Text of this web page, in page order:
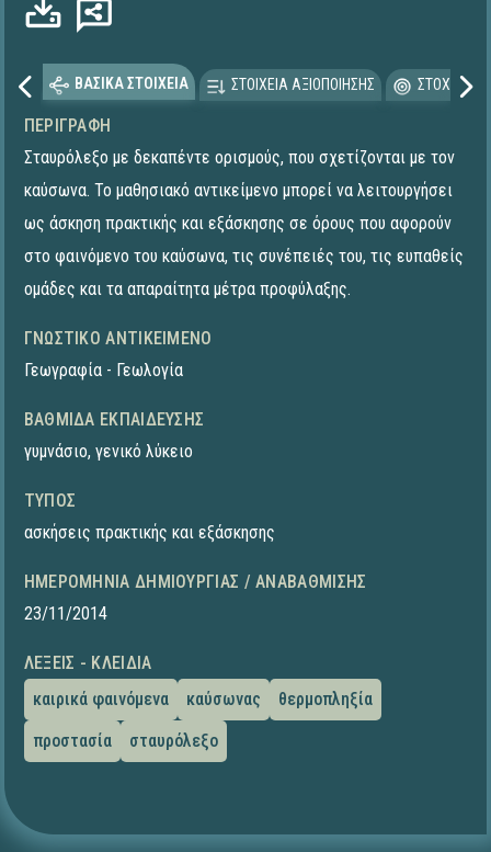
ΒΑΣΙΚΑ ΣΤΟΙΧΕΙΑ ΣΤΟΙΧΕΙΑ ΑΞΙΟΠΟΙΗΣΗΣ
ΠΕΡΙΓΡΑΦΉ
Σταυρόλεξο με δεκαπέντε ορισμούς, που σχετίζονται με τον
καύσωνα. Το μαθησιακό αντικείμενο μπορεί να λειτουργήσει
ως άσκηση πρακτικής και εξάσκησης σε όρους που αφορούν
στο φαινόμενο του καύσωνα, τις συνέπειές του, τις ευπαθείς
ομάδες και τα απαραίτητα μέτρα προφύλαξης.
ΓΝΩΣΤΙΚΌ ΑΝΤΙΚΕΊΜΕΝΟ
Γεωγραφία - Γεωλογία
ΒΑΘΜΊΔΑ ΕΚΠΑΊΔΕΥΣΗΣ
γυμνάσιο, γενικό λύκειο
ΤΎΠΟΣ
ασκήσεις πρακτικής και εξάσκησης
ΗΜΕΡΟΜΗΝΊΑ ΔΗΜΙΟΥΡΓΊΑΣ / ΑΝΑΒΆΘΜΙΣΗΣ
23/11/2014
ΛΈΞΕΙΣ - ΚΛΕΙΔΙΆ
καιρικά φαινόμενα
καύσωνας
θερμοπληξία
προστασία
σταυρόλεξο